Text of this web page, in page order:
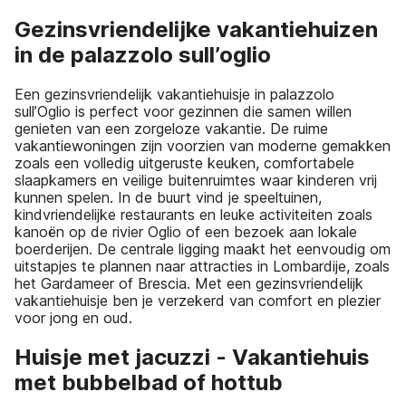
Gezinsvriendelijke vakantiehuizen
in de palazzolo sull’oglio
Een gezinsvriendelijk vakantiehuisje in palazzolo
sull’Oglio is perfect voor gezinnen die samen willen
genieten van een zorgeloze vakantie. De ruime
vakantiewoningen zijn voorzien van moderne gemakken
zoals een volledig uitgeruste keuken, comfortabele
slaapkamers en veilige buitenruimtes waar kinderen vrij
kunnen spelen. In de buurt vind je speeltuinen,
kindvriendelijke restaurants en leuke activiteiten zoals
kanoën op de rivier Oglio of een bezoek aan lokale
boerderijen. De centrale ligging maakt het eenvoudig om
uitstapjes te plannen naar attracties in Lombardije, zoals
het Gardameer of Brescia. Met een gezinsvriendelijk
vakantiehuisje ben je verzekerd van comfort en plezier
voor jong en oud.
Huisje met jacuzzi - Vakantiehuis
met bubbelbad of hottub